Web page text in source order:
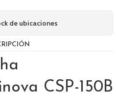
de ubicaciones
CSP-150B